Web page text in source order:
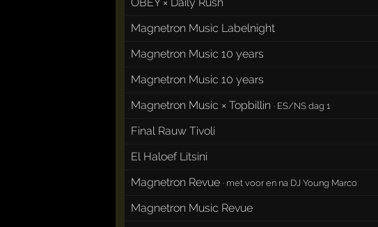
OBEY × Daily Rush
Magnetron Music Labelnight
Magnetron Music 10 years
Magnetron Music 10 years
Magnetron Music × Topbillin · ES/NS dag 1
Final Rauw Tivoli
El Haloef Litsini
Magnetron Revue · met voor en na DJ Young Marco
Magnetron Music Revue